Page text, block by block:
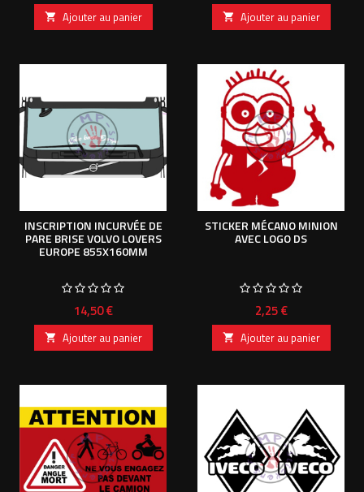
 Ajouter au panier  Ajouter au panier
INSCRIPTION INCURVÉE DE
PARE BRISE VOLVO LOVERS
EUROPE 855X160MM
Prix
14,50 €
 Ajouter au panier
STICKER MÉCANO MINION
AVEC LOGO DS
Prix
2,25 €
 Ajouter au panier